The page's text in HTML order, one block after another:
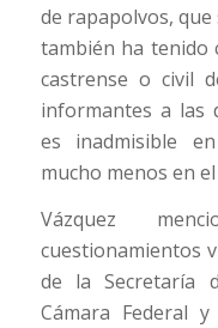
de rapapolvos,
también ha tenido
castrense o civil
informantes a las
es inadmisible
mucho menos en
Vázquez
cuestionamientos
de la Secretaría
Cámara Federal